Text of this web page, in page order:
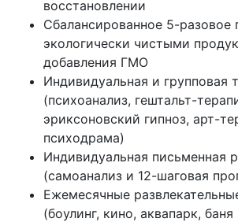
восстановлении
Сбалансированное 5-разовое
экологически чистыми
добавления ГМО
Индивидуальная и групповая
(психоанализ, гештальт-
эриксоновский гипноз, арт-
психодрама)
Индивидуальная письменная
(самоанализ и 12-шаговая
Ежемесячные
(боулинг, кино, аквапарк, баня